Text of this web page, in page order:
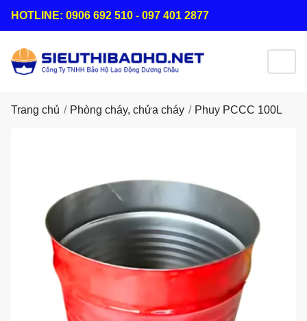
HOTLINE: 0906 692 510 - 097 401 2877
Trang chủ Phòng cháy, chửa cháy Phuy PCCC 100L